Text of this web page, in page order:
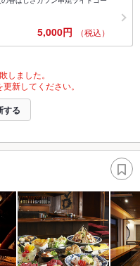
5,000円 （税込）
しました。
新してください。
する